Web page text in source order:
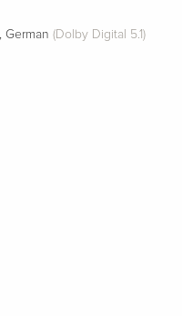
German (Dolby Digital 5.1)